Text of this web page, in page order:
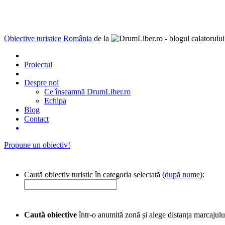
Obiective turistice România de la
Proiectul
Despre noi
Ce înseamnă DrumLiber.ro
Echipa
Blog
Contact
Propune un obiectiv!
Caută obiectiv turistic în categoria selectată (după nume):
Caută obiectiveîntr-o anumită zonă și alege distanța